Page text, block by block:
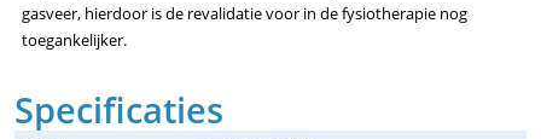
gasveer, hierdoor is de revalidatie voor in de fysiotherapie nog
toegankelijker.
Specificaties